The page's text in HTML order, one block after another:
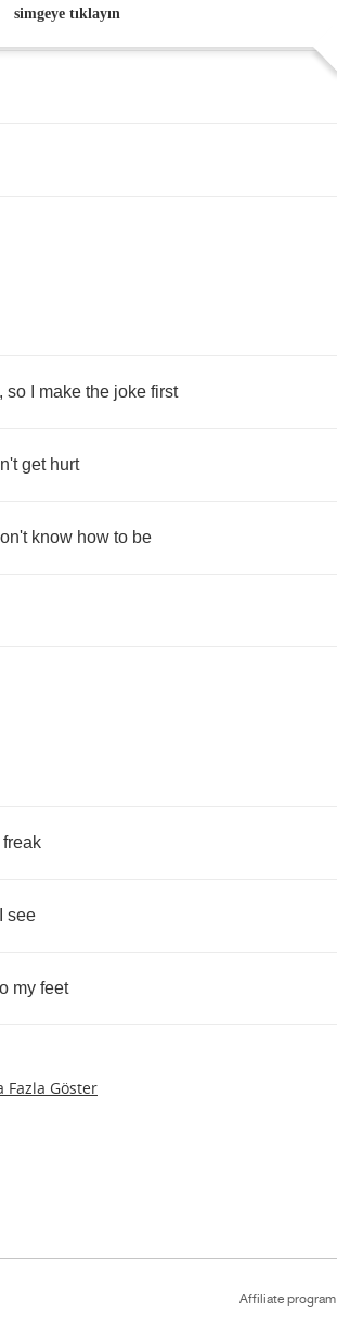
, so make the joke first
get hurt
know how to be
freak
see
my feet
Fazla Göster
simgeye tıklayın
Affiliate program